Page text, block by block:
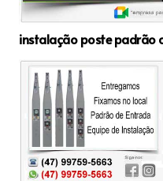
instalação poste padrão